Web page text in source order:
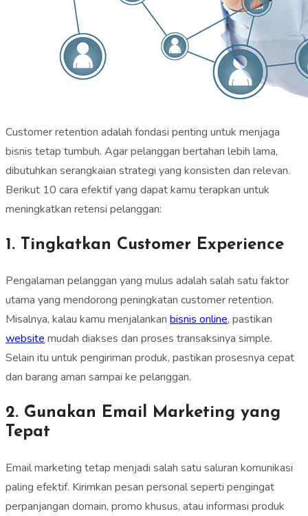
Customer retention adalah fondasi penting untuk menjaga
bisnis tetap tumbuh. Agar pelanggan bertahan lebih lama,
dibutuhkan serangkaian strategi yang konsisten dan relevan.
Berikut 10 cara efektif yang dapat kamu terapkan untuk
meningkatkan retensi pelanggan:
1. Tingkatkan Customer Experience
Pengalaman pelanggan yang mulus adalah salah satu faktor
utama yang mendorong peningkatan customer retention.
Misalnya, kalau kamu menjalankan bisnis online, pastikan
website mudah diakses dan proses transaksinya simple.
Selain itu untuk pengiriman produk, pastikan prosesnya cepat
dan barang aman sampai ke pelanggan.
2. Gunakan Email Marketing yang
Tepat
Email marketing tetap menjadi salah satu saluran komunikasi
paling efektif. Kirimkan pesan personal seperti pengingat
perpanjangan domain, promo khusus, atau informasi produk